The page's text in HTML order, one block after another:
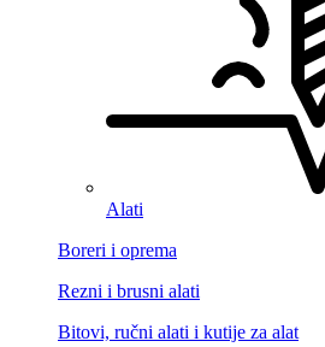
Alati
Boreri i oprema
Rezni i brusni alati
Bitovi, ručni alati i kutije za alat